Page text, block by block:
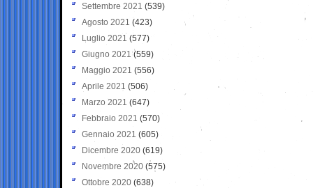
Settembre 2021 (539)
Agosto 2021 (423)
Luglio 2021 (577)
Giugno 2021(559)
Maggio 2021 (556)
Aprile 2021 (506)
Marzo 2021 (647)
Febbraio 2021 (570)
Gennaio 2021 (605)
Dicembre 2020 (619)
Novembre 2020 (575)
Ottobre 2020 (638)